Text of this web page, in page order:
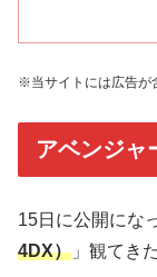
※当サイトには広告が
アベンジャ
15日に公開にな
4DX） 」観てき